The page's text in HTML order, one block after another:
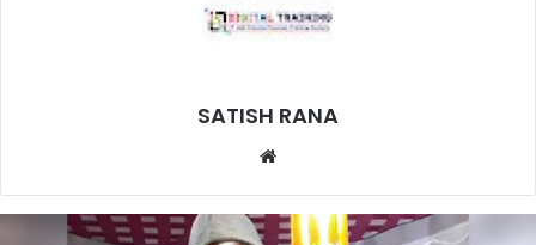
SATISH RANA